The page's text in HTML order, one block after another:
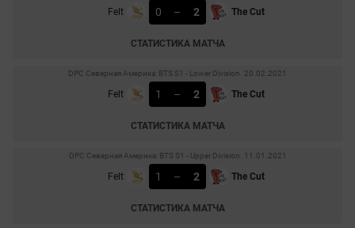
Felt 0 – 2 The Cut
СТАТИСТИКА МАТЧА
DPC Северная Америка: BTS S1 - Lower Division. 20.02.2021
Felt 1 – 2 The Cut
СТАТИСТИКА МАТЧА
DPC Северная Америка: BTS S1 - Upper Division. 11.01.2021
Felt 1 – 2 The Cut
СТАТИСТИКА МАТЧА